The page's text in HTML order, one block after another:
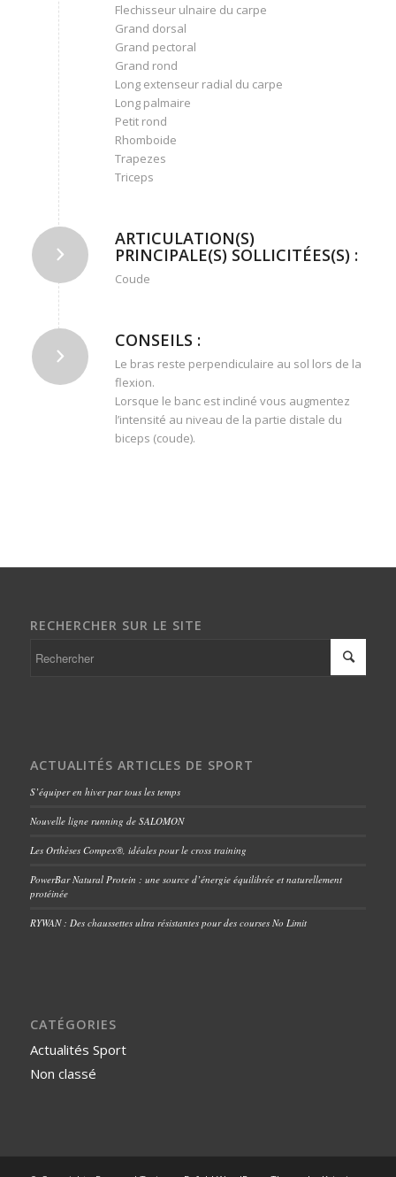
Flechisseur ulnaire du carpe
Grand dorsal
Grand pectoral
Grand rond
Long extenseur radial du carpe
Long palmaire
Petit rond
Rhomboide
Trapezes
Triceps
ARTICULATION(S)
PRINCIPALE(S) SOLLICITÉES(S) :
Coude
CONSEILS :
Le bras reste perpendiculaire au sol lors de la
flexion.
Lorsque le banc est incliné vous augmentez
l’intensité au niveau de la partie distale du
biceps (coude).
RECHERCHER SUR LE SITE
ACTUALITÉS ARTICLES DE SPORT
S’équiper en hiver par tous les temps
Nouvelle ligne running de SALOMON
Les Orthèses Compex®, idéales pour le cross training
PowerBar Natural Protein : une source d’énergie équilibrée et naturellement
protéinée
RYWAN : Des chaussettes ultra résistantes pour des courses No Limit
CATÉGORIES
Actualités Sport
Non classé